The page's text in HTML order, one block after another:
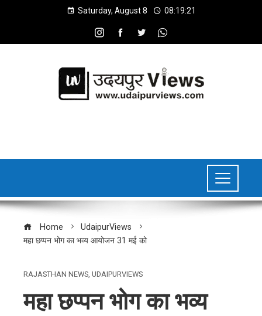
Saturday, August 8 08:19:22
Home
UdaipurViews
महा छप्पन भोग का भव्य आयोजन 31 मई को
RAJASTHAN NEWS, UDAIPURVIEWS
महा छप्पन भोग का भव्य